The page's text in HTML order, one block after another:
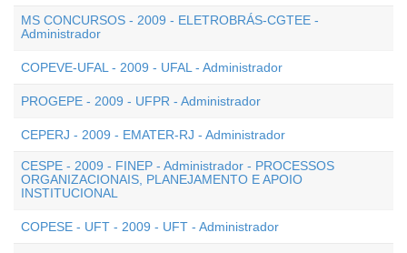
MS CONCURSOS - 2009 - ELETROBRÁS-CGTEE -
Administrador
COPEVE-UFAL - 2009 - UFAL - Administrador
PROGEPE - 2009 - UFPR - Administrador
CEPERJ - 2009 - EMATER-RJ - Administrador
CESPE - 2009 - FINEP - Administrador - PROCESSOS
ORGANIZACIONAIS, PLANEJAMENTO E APOIO
INSTITUCIONAL
COPESE - UFT - 2009 - UFT - Administrador